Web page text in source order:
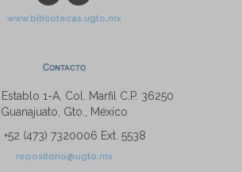
www.bibliotecas.ugto.mx
Contacto
Establo 1-A, Col. Marfil C.P. 36250
Guanajuato, Gto., México
+52 (473) 7320006 Ext. 5538
repositorio@ugto.mx